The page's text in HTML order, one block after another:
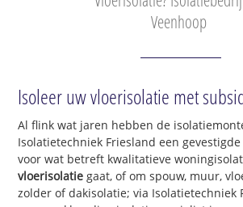
Veenhoop
Isoleer uw vloerisolatie met
Al flink wat jaren hebben de
Isolatietechniek Friesland een
voor wat betreft kwalitatieve
vloerisolatie gaat, of om spouw, muur,
zolder of dakisolatie; via Isolatietechniek